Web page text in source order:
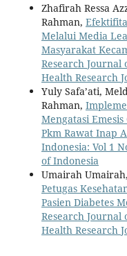
Zhafirah Ressa
Rahman,
Melalui Media
Masyarakat
Research Journal
Health Research
Yuly Safa’ati,
Rahman,
Mengatasi
Pkm Rawat Inap
Indonesia: Vol 1
of Indonesia
Umairah
Petugas
Pasien Diabetes
Research Journal
Health Research